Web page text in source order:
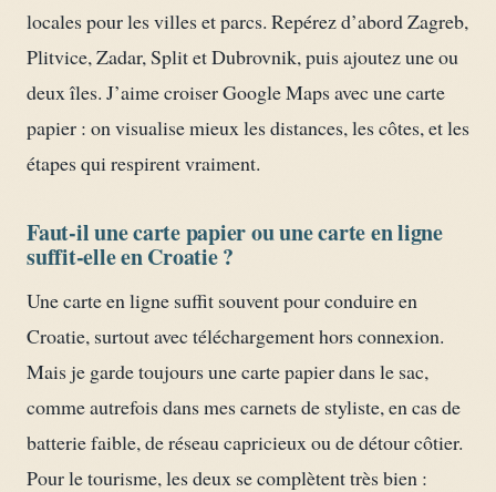
locales pour les villes et parcs. Repérez d’abord Zagreb,
Plitvice, Zadar, Split et Dubrovnik, puis ajoutez une ou
deux îles. J’aime croiser Google Maps avec une carte
papier : on visualise mieux les distances, les côtes, et les
étapes qui respirent vraiment.
Faut-il une carte papier ou une carte en ligne
suffit-elle en Croatie ?
Une carte en ligne suffit souvent pour conduire en
Croatie, surtout avec téléchargement hors connexion.
Mais je garde toujours une carte papier dans le sac,
comme autrefois dans mes carnets de styliste, en cas de
batterie faible, de réseau capricieux ou de détour côtier.
Pour le tourisme, les deux se complètent très bien :